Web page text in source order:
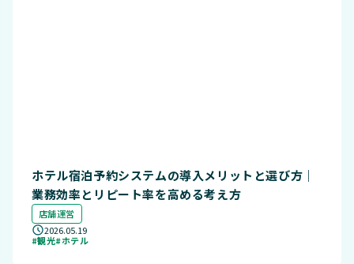
ホテル宿泊予約システムの導入メリットと選び方｜
業務効率とリピート率を高める考え方
店舗運営
2026.05.19
#観光#ホテル